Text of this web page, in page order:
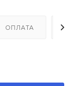
ОПЛАТА